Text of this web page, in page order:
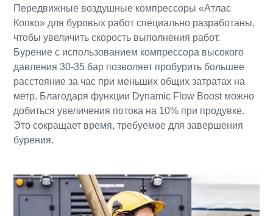
Передвижные воздушные компрессоры «Атлас
Копко» для буровых работ специально разработаны,
чтобы увеличить скорость выполнения работ.
Бурение с использованием компрессора высокого
давления 30-35 бар позволяет пробурить большее
расстояние за час при меньших общих затратах на
метр. Благодаря функции Dynamic Flow Boost можно
добиться увеличения потока на 10% при продувке.
Это сокращает время, требуемое для завершения
бурения.